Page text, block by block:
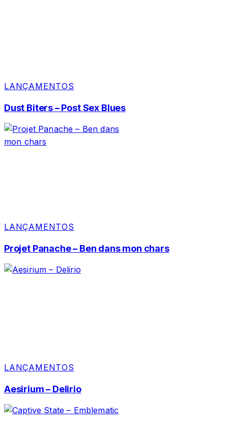
LANÇAMENTOS
Dust Biters – Post Sex Blues
LANÇAMENTOS
Projet Panache – Ben dans mon chars
LANÇAMENTOS
Aesirium – Delirio